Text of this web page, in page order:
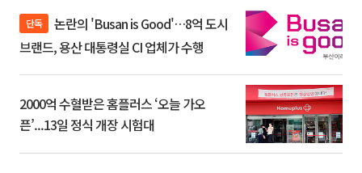
단독
브랜드, 용산 대통령실 CI 업체가 수행
2000억 수혈받은 홈플러스 ‘오늘 가오
픈’...13일 정식 개장 시험대